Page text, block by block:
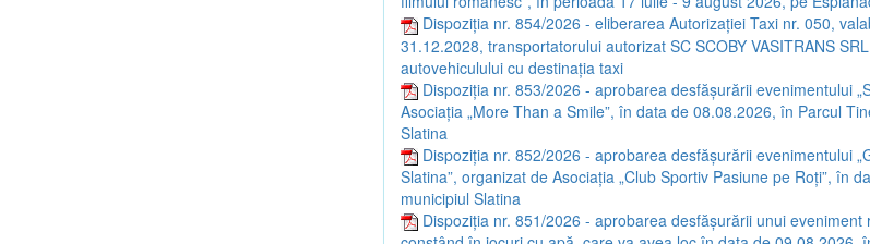
Dispoziția nr. 854/2026 - eliberarea Autorizației Taxi nr. 050,
31.12.2028, transportatorului autorizat SC SCOBY VASITRANS
autovehiculului cu destinația taxi
Dispoziția nr. 853/2026 - aprobarea desfășurării evenimentului
Asociația „More Than a Smile”, în data de 08.08.2026, în Parcul
Slatina
Dispoziția nr. 852/2026 - aprobarea desfășurării evenimentului
Slatina”, organizat de Asociația „Club Sportiv Pasiune pe Roți”, în
municipiul Slatina
Dispoziția nr. 851/2026 - aprobarea desfășurării unui eveniment